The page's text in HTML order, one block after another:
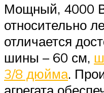
Мощный, 4000
относительно
отличается
шины – 60 см,
3/8 дюйма.